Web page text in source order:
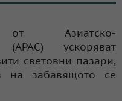
от Азиатско-
ускоряват
световни пазари,
на забавящото се